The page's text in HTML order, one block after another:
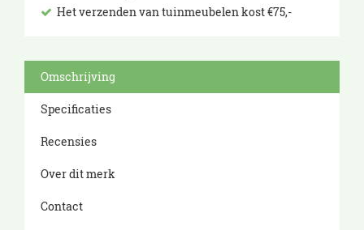
Het verzenden van tuinmeubelen kost €75,-
Omschrijving
Specificaties
Recensies
Over dit merk
Contact